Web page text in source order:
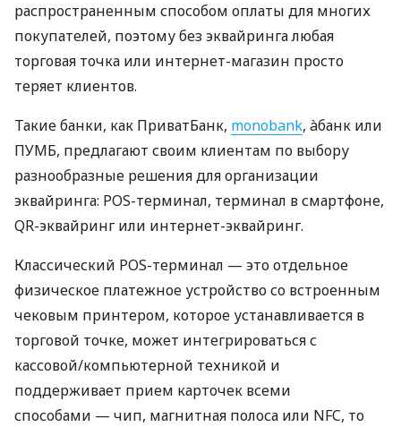
распространенным способом оплаты для многих
покупателей, поэтому без эквайринга любая
торговая точка или интернет-магазин просто
теряет клиентов.
Такие банки, как ПриватБанк, monobank, àбанк или
ПУМБ, предлагают своим клиентам по выбору
разнообразные решения для организации
эквайринга: POS-терминал, терминал в смартфоне,
QR-эквайринг или интернет-эквайринг.
Классический POS-терминал — это отдельное
физическое платежное устройство со встроенным
чековым принтером, которое устанавливается в
торговой точке, может интегрироваться с
кассовой/компьютерной техникой и
поддерживает прием карточек всеми
способами — чип, магнитная полоса или NFC, то